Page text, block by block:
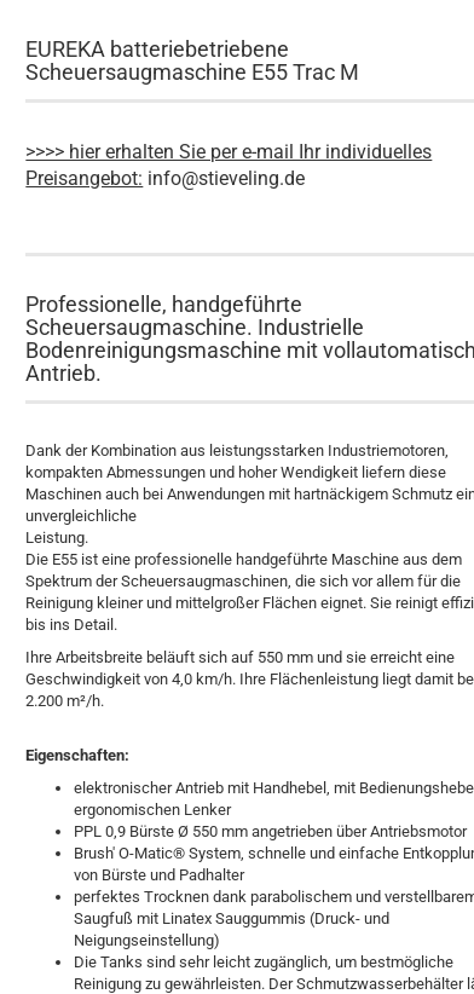
EUREKA batteriebetriebene
Scheuersaugmaschine E55 Trac M
>>>> hier erhalten Sie per e-mail Ihr individuelles
Preisangebot: info@stieveling.de
Professionelle, handgeführte
Scheuersaugmaschine. Industrielle
Bodenreinigungsmaschine mit
Antrieb.
Dank der Kombination aus leistungsstarken Industriemotoren,
kompakten Abmessungen und hoher Wendigkeit liefern diese
Maschinen auch bei Anwendungen mit hartnäckigem Schmutz
unvergleichliche
Leistung.
Die E55 ist eine professionelle handgeführte Maschine aus dem
Spektrum der Scheuersaugmaschinen, die sich vor allem für die
Reinigung kleiner und mittelgroßer Flächen eignet. Sie reinigt
bis ins Detail.
Ihre Arbeitsbreite beläuft sich auf 550 mm und sie erreicht eine
Geschwindigkeit von 4,0 km/h. Ihre Flächenleistung liegt damit
2.200 m²/h.
Eigenschaften:
elektronischer Antrieb mit Handhebel, mit
ergonomischen Lenker
PPL 0,9 Bürste Ø 550 mm angetrieben über Antriebsmotor
Brush' O-Matic® System, schnelle und einfache
von Bürste und Padhalter
perfektes Trocknen dank parabolischem und
Saugfuß mit Linatex Sauggummis (Druck- und
Neigungseinstellung)
Die Tanks sind sehr leicht zugänglich, um bestmögliche
Reinigung zu gewährleisten. Der Schmutzwasserbehälter